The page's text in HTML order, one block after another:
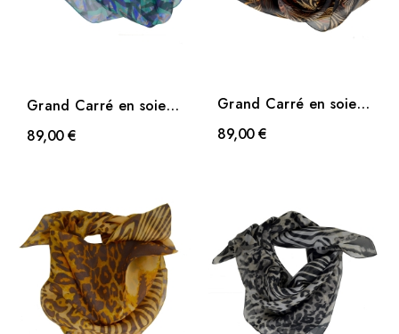
Grand Carré en soie
Mosaique vert
89,00 €
Grand Carré en soie
Vision noir
89,00 €